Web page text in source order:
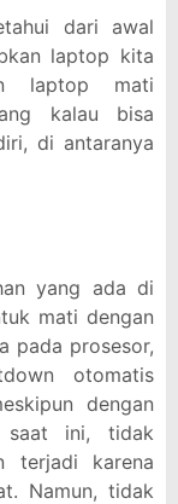
dari awal
laptop kita
laptop mati
kalau bisa
di antaranya
yang ada di
mati dengan
pada prosesor,
otomatis
dengan
saat ini, tidak
terjadi karena
Namun, tidak